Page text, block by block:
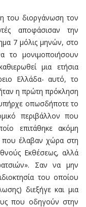
του διοργάνωση τον
αποφάσισαν την
7 μόλις μηνών, στο
το μονιμοποιήσουν
μια ετήσια
Ελλάδα- αυτό, το
η πρώτη πρόκληση
οπωσδήποτε το
περιβάλλον που
επιτάθηκε ακόμη
που έλαβαν χώρα στη
Εκθέσεως, αλλά
Σαν να μην
του οποίου
διεξήγε και μια
που οδηγούν στην